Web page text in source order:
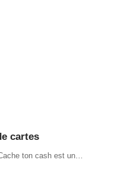
cartes
ton cash est un…